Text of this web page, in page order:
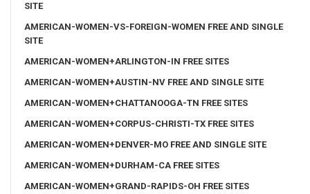
SITE
AMERICAN-WOMEN-VS-FOREIGN-WOMEN FREE AND SINGLE
SITE
AMERICAN-WOMEN+ARLINGTON-IN FREE SITES
AMERICAN-WOMEN+AUSTIN-NV FREE AND SINGLE SITE
AMERICAN-WOMEN+CHATTANOOGA-TN FREE SITES
AMERICAN-WOMEN+CORPUS-CHRISTI-TX FREE SITES
AMERICAN-WOMEN+DENVER-MO FREE AND SINGLE SITE
AMERICAN-WOMEN+DURHAM-CA FREE SITES
AMERICAN-WOMEN+GRAND-RAPIDS-OH FREE SITES